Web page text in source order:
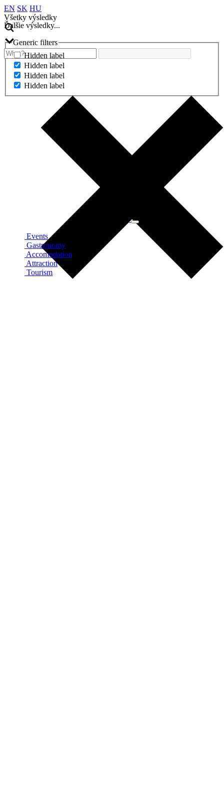
EN SK HU
Všetky výsledky
Ďalšie výsledky...
Generic filters
Hidden label
Hidden label
Hidden label
Hidden label
Events
Gastronomy
Accomodation
Attraction
Tourism